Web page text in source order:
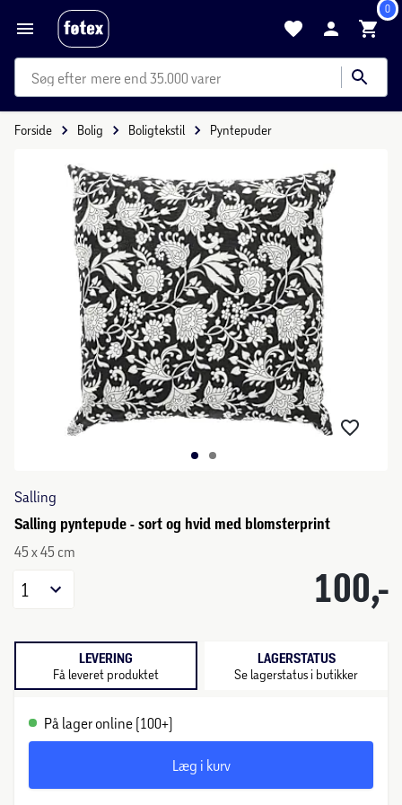
0
mere end 35.000 varer
Forside Bolig Boligtekstil Pyntepuder
Salling
Salling pyntepude - sort og hvid med blomsterprint
45 x 45 cm
100,-
1
LEVERING
Få leveret produktet
LAGERSTATUS
Se lagerstatus i butikker
På lager online (100+)
Læg i kurv